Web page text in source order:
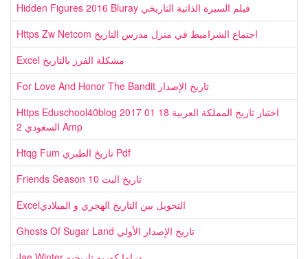
Hidden Figures 2016 Bluray فيلم السيرة الذاتية التاريخي
Https Zw Netcom اجتماع الشراميط في منزل مدرس التاريخ
Excel مشكلة الفرز بالتاريخ
For Love And Honor The Bandit تاريخ الإصدار
Https Eduschool40blog 2017 01 18 اختبار تاريخ المملكة العربية
السعودي 2 Amp
Htqg Fum تاريخ الطبري Pdf
Friends Season 10 تاريخ البث
Excelالتحويل بين التاريخ الهجري و الميلادي
Ghosts Of Sugar Land تاريخ الإصدار الأولي